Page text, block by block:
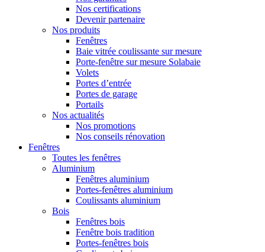
Nos certifications
Devenir partenaire
Nos produits
Fenêtres
Baie vitrée coulissante sur mesure
Porte-fenêtre sur mesure Solabaie
Volets
Portes d’entrée
Portes de garage
Portails
Nos actualités
Nos promotions
Nos conseils rénovation
Fenêtres
Toutes les fenêtres
Aluminium
Fenêtres aluminium
Portes-fenêtres aluminium
Coulissants aluminium
Bois
Fenêtres bois
Fenêtre bois tradition
Portes-fenêtres bois